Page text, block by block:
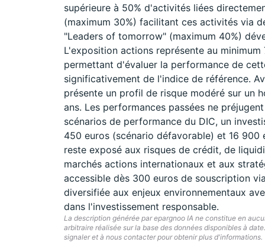
supérieure à 50% d'activités liées
(maximum 30%) facilitant ces activités via
"Leaders of tomorrow" (maximum 40%)
L'exposition actions représente au
permettant d'évaluer la performance de
significativement de l'indice de référence.
présente un profil de risque modéré sur un
ans. Les performances passées ne
scénarios de performance du DIC, un
450 euros (scénario défavorable) et 16 900
reste exposé aux risques de crédit, de
marchés actions internationaux et aux
accessible dès 300 euros de souscription
diversifiée aux enjeux environnementaux
dans l'investissement responsable.
La description générée par epargnoo IA ne constitue en
arbitraire réalisée sur la base des données disponibles à
signaler et à nous contacter pour obtenir plus d'informations.